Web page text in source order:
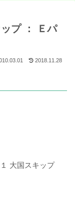
プ ： Ｅパ
2018.11.28
大国スキップ